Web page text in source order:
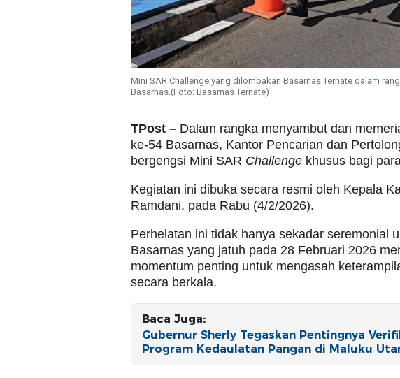
Mini SAR Challenge yang dilombakan Basarnas Ternate dalam
Basarnas.(Foto: Basarnas Ternate)
TPost – Dalam rangka menyambut dan
ke-54 Basarnas, Kantor Pencarian dan
bergengsi Mini SAR Challenge khusus bagi
Kegiatan ini dibuka secara resmi oleh Kepala
Ramdani, pada Rabu (4/2/2026).
Perhelatan ini tidak hanya sekadar seremonial
Basarnas yang jatuh pada 28 Februari 2026
momentum penting untuk mengasah
secara berkala.
Baca Juga:
Gubernur Sherly Tegaskan Pentingnya
Program Kedaulatan Pangan di Maluku